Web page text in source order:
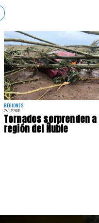
REGIONES
28/07/2026
Tornados sorprenden
región del Ñuble